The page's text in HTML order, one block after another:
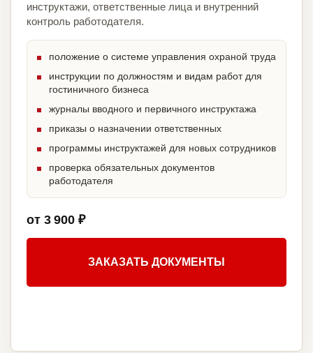
инструктажи, ответственные лица и внутренний
контроль работодателя.
положение о системе управления охраной труда
инструкции по должностям и видам работ для
гостиничного бизнеса
журналы вводного и первичного инструктажа
приказы о назначении ответственных
программы инструктажей для новых сотрудников
проверка обязательных документов
работодателя
от 3 900 ₽
ЗАКАЗАТЬ ДОКУМЕНТЫ